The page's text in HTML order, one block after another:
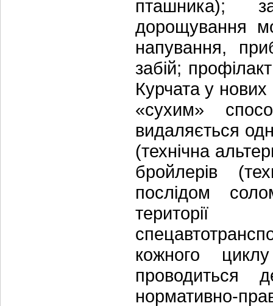
пташника);
дорощування
напування,
забій;
Курчата у
«сухим»
видаляється
(технічна
бройлерів
послідом
території
кожного
проводиться
нормативно-